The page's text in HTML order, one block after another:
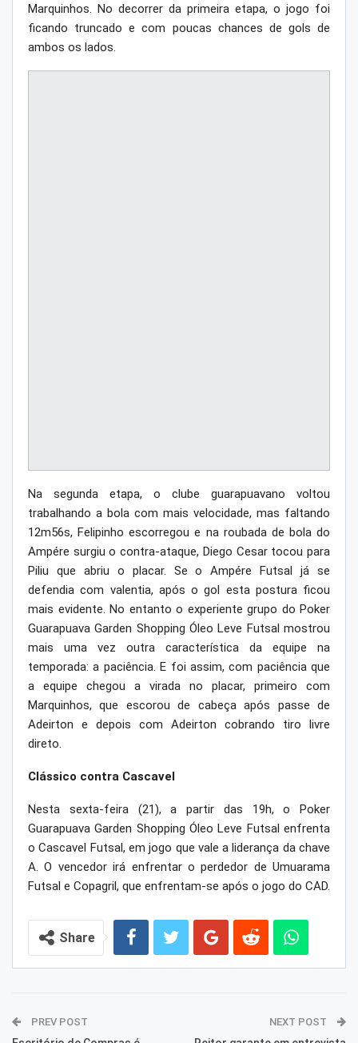
Marquinhos. No decorrer da primeira etapa, o jogo foi
ficando truncado e com poucas chances de gols de
ambos os lados.
Na segunda etapa, o clube guarapuavano voltou
trabalhando a bola com mais velocidade, mas faltando
12m56s, Felipinho escorregou e na roubada de bola do
Ampére surgiu o contra-ataque, Diego Cesar tocou para
Piliu que abriu o placar. Se o Ampére Futsal já se
defendia com valentia, após o gol esta postura ficou
mais evidente. No entanto o experiente grupo do Poker
Guarapuava Garden Shopping Óleo Leve Futsal mostrou
mais uma vez outra característica da equipe na
temporada: a paciência. E foi assim, com paciência que
a equipe chegou a virada no placar, primeiro com
Marquinhos, que escorou de cabeça após passe de
Adeirton e depois com Adeirton cobrando tiro livre
direto.
Clássico contra Cascavel
Nesta sexta-feira (21), a partir das 19h, o Poker
Guarapuava Garden Shopping Óleo Leve Futsal enfrenta
o Cascavel Futsal, em jogo que vale a liderança da chave
A. O vencedor irá enfrentar o perdedor de Umuarama
Futsal e Copagril, que enfrentam-se após o jogo do CAD.
Share
PREV POST NEXT POST